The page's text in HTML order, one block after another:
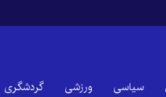
سیاسی ورزشی گردشگری